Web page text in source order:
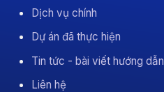
Dịch vụ chính
Dự án đã thực hiện
Tin tức - bài viết hướng dẫn
Liên hệ